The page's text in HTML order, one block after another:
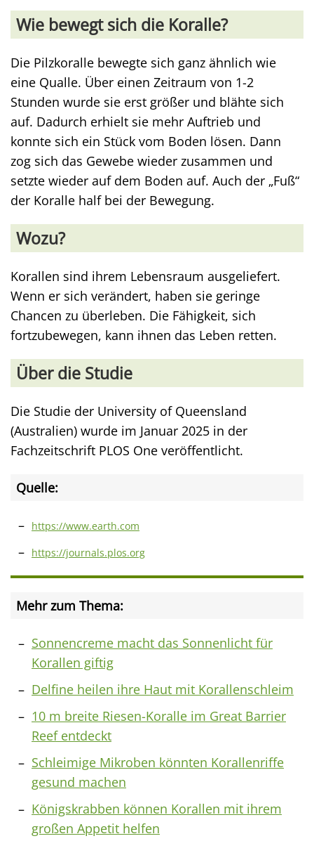
Wie bewegt sich die Koralle?
Die Pilzkoralle bewegte sich ganz ähnlich wie
eine Qualle. Über einen Zeitraum von 1-2
Stunden wurde sie erst größer und blähte sich
auf. Dadurch erhielt sie mehr Auftrieb und
konnte sich ein Stück vom Boden lösen. Dann
zog sich das Gewebe wieder zusammen und
setzte wieder auf dem Boden auf. Auch der „Fuß“
der Koralle half bei der Bewegung.
Wozu?
Korallen sind ihrem Lebensraum ausgeliefert.
Wenn er sich verändert, haben sie geringe
Chancen zu überleben. Die Fähigkeit, sich
fortzubewegen, kann ihnen das Leben retten.
Über die Studie
Die Studie der University of Queensland
(Australien) wurde im Januar 2025 in der
Fachzeitschrift PLOS One veröffentlicht.
Quelle:
https://www.earth.com
https://journals.plos.org
Mehr zum Thema:
Sonnencreme macht das Sonnenlicht für
Korallen giftig
Delfine heilen ihre Haut mit Korallenschleim
10 m breite Riesen-Koralle im Great Barrier
Reef entdeckt
Schleimige Mikroben könnten Korallenriffe
gesund machen
Königskrabben können Korallen mit ihrem
großen Appetit helfen